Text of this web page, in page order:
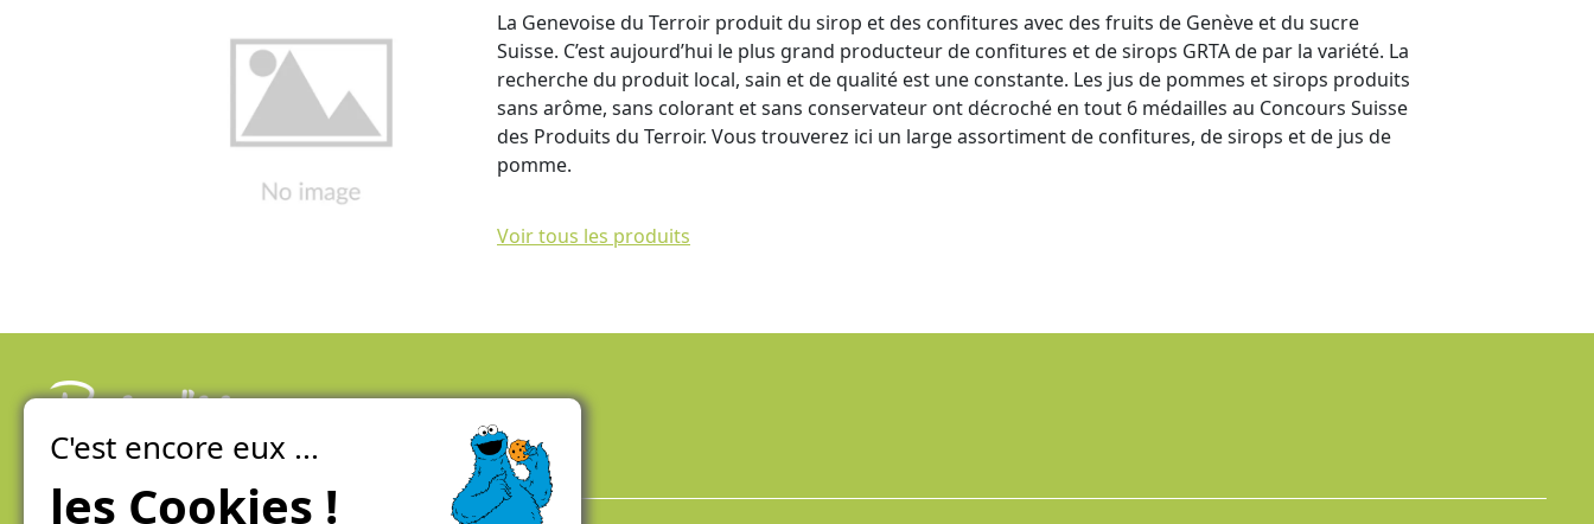
La Genevoise du Terroir produit du sirop et des confitures avec des fruits de Genève et du sucre
Suisse. C’est aujourd’hui le plus grand producteur de confitures et de sirops GRTA de par la variété. La
recherche du produit local, sain et de qualité est une constante. Les jus de pommes et sirops produits
sans arôme, sans colorant et sans conservateur ont décroché en tout 6 médailles au Concours Suisse
des Produits du Terroir. Vous trouverez ici un large assortiment de confitures, de sirops et de jus de
pomme.
Voir tous les produits
La ferme de Genève
C'est encore eux ...
les Cookies !